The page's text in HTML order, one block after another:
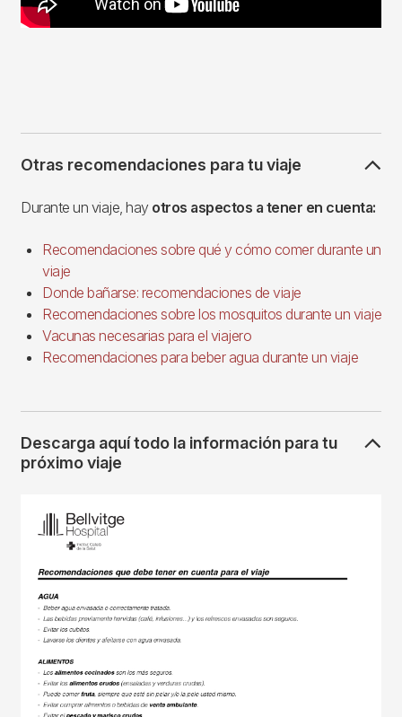
Otras recomendaciones para tu viaje
Durante un viaje, hay otros aspectos a tener en cuenta:
Recomendaciones sobre qué y cómo comer durante un
viaje
Donde bañarse: recomendaciones de viaje
Recomendaciones sobre los mosquitos durante un viaje
Vacunas necesarias para el viajero
Recomendaciones para beber agua durante un viaje
Descarga aquí todo la información para tu
próximo viaje